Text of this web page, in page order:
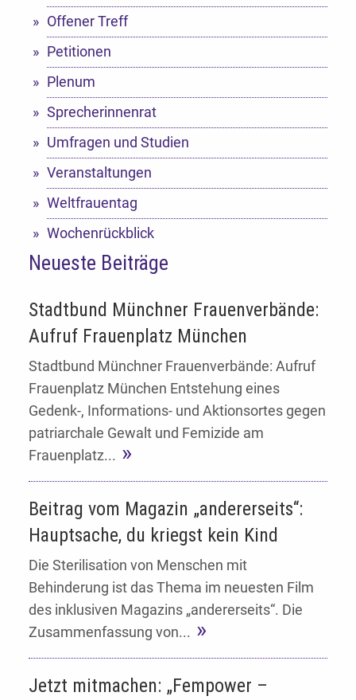
Offener Treff
Petitionen
Plenum
Sprecherinnenrat
Umfragen und Studien
Veranstaltungen
Weltfrauentag
Wochenrückblick
Neueste Beiträge
Stadtbund Münchner Frauenverbände:
Aufruf Frauenplatz München
Stadtbund Münchner Frauenverbände: Aufruf
Frauenplatz München Entstehung eines
Gedenk-, Informations- und Aktionsortes gegen
patriarchale Gewalt und Femizide am
Frauenplatz...
Beitrag vom Magazin „andererseits“:
Hauptsache, du kriegst kein Kind
Die Sterilisation von Menschen mit
Behinderung ist das Thema im neuesten Film
des inklusiven Magazins „andererseits“. Die
Zusammenfassung von...
Jetzt mitmachen: „Fempower –